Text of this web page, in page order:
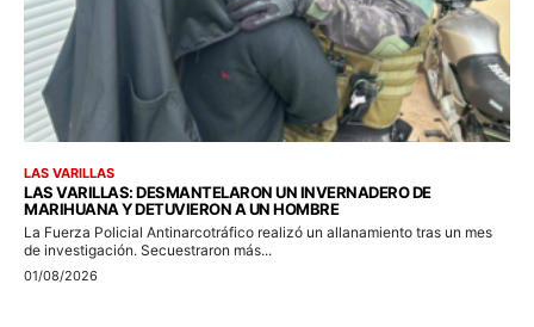
LAS VARILLAS
LAS VARILLAS: DESMANTELARON UN INVERNADERO DE
MARIHUANA Y DETUVIERON A UN HOMBRE
La Fuerza Policial Antinarcotráfico realizó un allanamiento tras un mes
de investigación. Secuestraron más...
01/08/2026